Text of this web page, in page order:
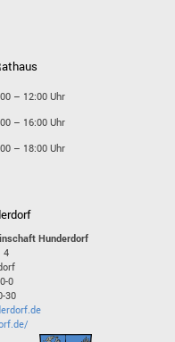
– 12:00 Uhr
– 16:00 Uhr
– 18:00 Uhr
Hunderdorf
4
0
30